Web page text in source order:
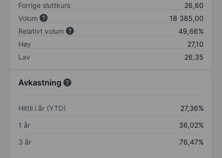
Forrige sluttkurs
26,60
Volum
18 385,00
Relativt volum
49,66%
Høy
27,10
Lav
26,35
Avkastning
Hittil i år (YTD)
27,36%
1 år
36,02%
3 år
76,47%